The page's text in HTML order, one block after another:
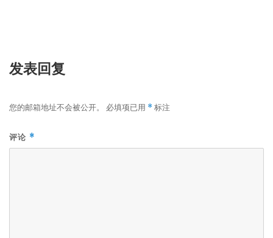
发表回复
您的邮箱地址不会被公开。 必填项已用 *标注
评论 *